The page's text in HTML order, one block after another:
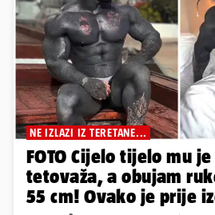
NE IZLAZI IZ TERETANE...
FOTO Cijelo tijelo mu
tetovaža, a obujam
55 cm! Ovako je prije